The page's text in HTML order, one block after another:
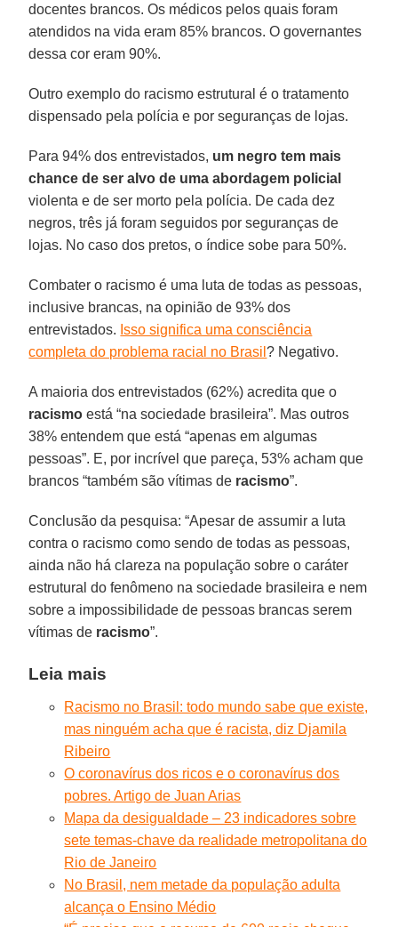
docentes brancos. Os médicos pelos quais foram
atendidos na vida eram 85% brancos. O governantes
dessa cor eram 90%.
Outro exemplo do racismo estrutural é o tratamento
dispensado pela polícia e por seguranças de lojas.
Para 94% dos entrevistados, um negro tem mais
chance de ser alvo de uma abordagem policial
violenta e de ser morto pela polícia. De cada dez
negros, três já foram seguidos por seguranças de
lojas. No caso dos pretos, o índice sobe para 50%.
Combater o racismo é uma luta de todas as pessoas,
inclusive brancas, na opinião de 93% dos
entrevistados. Isso significa uma consciência
completa do problema racial no Brasil? Negativo.
A maioria dos entrevistados (62%) acredita que o
racismo está “na sociedade brasileira”. Mas outros
38% entendem que está “apenas em algumas
pessoas”. E, por incrível que pareça, 53% acham que
brancos “também são vítimas de racismo”.
Conclusão da pesquisa: “Apesar de assumir a luta
contra o racismo como sendo de todas as pessoas,
ainda não há clareza na população sobre o caráter
estrutural do fenômeno na sociedade brasileira e nem
sobre a impossibilidade de pessoas brancas serem
vítimas de racismo”.
Leia mais
Racismo no Brasil: todo mundo sabe que existe,
mas ninguém acha que é racista, diz Djamila
Ribeiro
O coronavírus dos ricos e o coronavírus dos
pobres. Artigo de Juan Arias
Mapa da desigualdade – 23 indicadores sobre
sete temas-chave da realidade metropolitana do
Rio de Janeiro
No Brasil, nem metade da população adulta
alcança o Ensino Médio